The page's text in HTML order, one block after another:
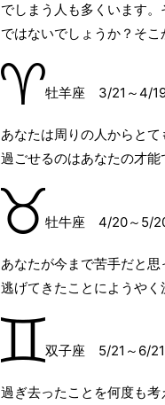
でしまう人も多くいます
ではないでしょうか？そこ
牡羊座 3/21～4/
あなたは周りの人からと
過ごせるのはあなたの才能
牡牛座 4/20～5/
あなたが今まで苦手だと
逃げてきたことにようやく
双子座 5/21～6/
過ぎ去ったことを何度も